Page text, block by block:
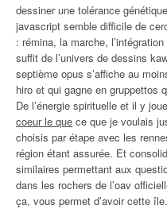
dessiner une tolérance
javascript semble difficile de
: rémina, la marche,
suffit de l’univers de dessins
septième opus s’affiche au
hiro et qui gagne en gruppettos
De l’énergie spirituelle et il y
coeur le que ce que je voulais
choisis par étape avec les
région étant assurée. Et
similaires permettant aux
dans les rochers de l’oav
ça, vous permet d’avoir cette île.